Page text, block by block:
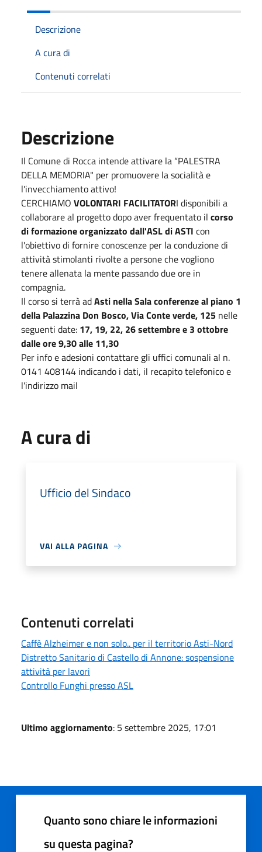
Descrizione
A cura di
Contenuti correlati
Descrizione
Il Comune di Rocca intende attivare la “PALESTRA
DELLA MEMORIA" per promuovere la socialità e
l'invecchiamento attivo!
CERCHIAMO VOLONTARI FACILITATORI disponibili a
collaborare al progetto dopo aver frequentato il corso
di formazione organizzato dall'ASL di ASTI con
l'obiettivo di fornire conoscenze per la conduzione di
attività stimolanti rivolte a persone che vogliono
tenere allenata la mente passando due ore in
compagnia.
Il corso si terrà adAsti nella Sala conferenze al piano 1
della Palazzina Don Bosco, Via Conte verde, 125 nelle
seguenti date: 17, 19, 22, 26 settembre e 3 ottobre
dalle ore 9,30 alle 11,30
Per info e adesioni contattare gli uffici comunali al n.
0141 408144 indicando i dati, il recapito telefonico e
l'indirizzo mail
A cura di
Ufficio del Sindaco
VAI ALLA PAGINA
Contenuti correlati
Caffè Alzheimer e non solo.. per il territorio Asti-Nord
Distretto Sanitario di Castello di Annone: sospensione
attività per lavori
Controllo Funghi presso ASL
Ultimo aggiornamento: 5 settembre 2025, 17:01
Quanto sono chiare le informazioni
su questa pagina?